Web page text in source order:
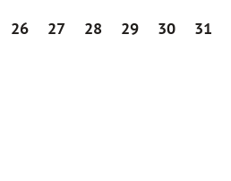
26 27 28 29 30 31